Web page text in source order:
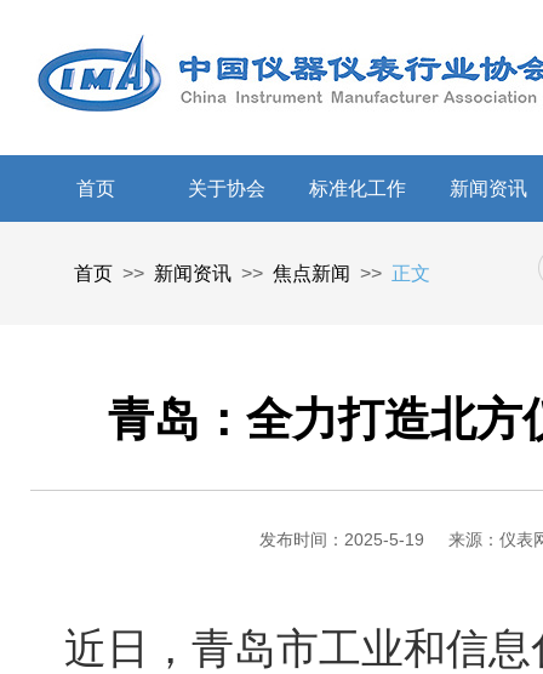
首页 关于协会 标准化工作 新闻资讯
首页 >> 新闻资讯 >> 焦点新闻 >> 正文
青岛：全力打造北方
发布时间：2025-5-19 来源：仪表
近日，青岛市工业和信